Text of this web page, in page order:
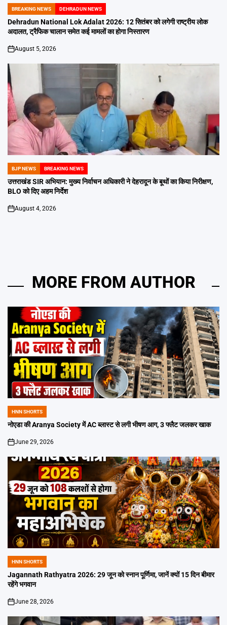
POSTED
IN
BREAKING NEWS DEHRADUN NEWS
Dehradun National Lok Adalat 2026: 12 सितंबर को लगेगी राष्ट्रीय लोक
अदालत, ट्रैफिक चालान समेत कई मामलों का होगा निस्तारण
on
August 5, 2026
POSTED
IN
BJP NEWS BREAKING NEWS
उत्तराखंड SIR अभियान: मुख्य निर्वाचन अधिकारी ने देहरादून के बूथों का किया निरीक्षण,
BLO को दिए अहम निर्देश
on
August 4, 2026
MORE FROM AUTHOR
POSTED
IN
HNN SHORTS
नोएडा की Aranya Society में AC ब्लास्ट से लगी भीषण आग, 3 फ्लैट जलकर खाक
on
June 29, 2026
POSTED
IN
HNN SHORTS
Jagannath Rathyatra 2026: 29 जून को स्नान पूर्णिमा, जानें क्यों 15 दिन बीमार
रहेंगे भगवान
on
June 28, 2026